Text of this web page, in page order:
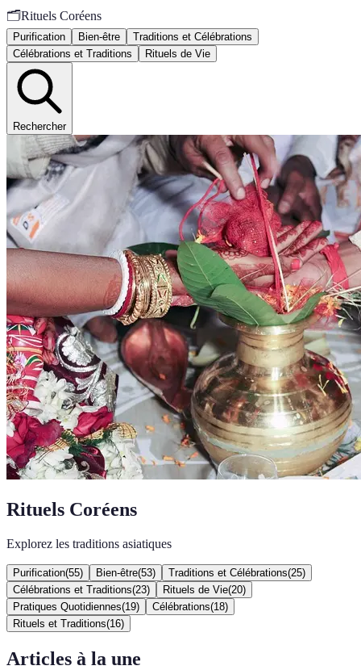
🗂️Rituels Coréens
Purification Bien-être
Traditions et Célébrations
Célébrations et Traditions
Rituels de Vie
Rechercher
Rituels Coréens
Explorez les traditions asiatiques
Purification(55) Bien-être(53) Traditions et Célébrations(25)
Célébrations et Traditions(23) Rituels de Vie(20)
Pratiques Quotidiennes(19) Célébrations(18)
Rituels et Traditions(16)
Articles à la une